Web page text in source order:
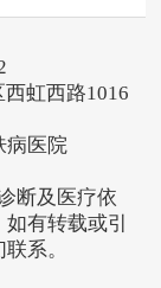
虹西路1016
病医院
断及医疗依
有转载或引
系。